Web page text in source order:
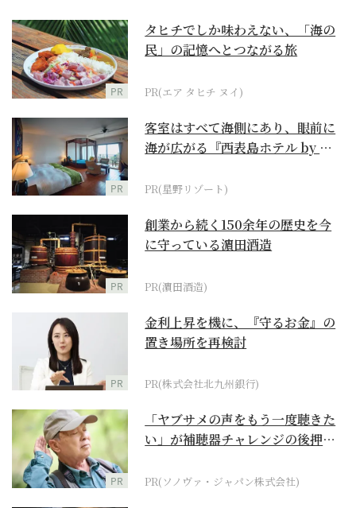
PR
タヒチでしか味わえない、「海の
民」の記憶へとつながる旅
PR(エア タヒチ ヌイ)
PR
客室はすべて海側にあり、眼前に
海が広がる『西表島ホテル by 星
PR(星野リゾート)
PR
創業から続く150余年の歴史を今
に守っている濵田酒造
PR(濵田酒造)
PR
金利上昇を機に、『守るお金』の
置き場所を再検討
PR(株式会社北九州銀行)
PR
「ヤブサメの声をもう一度聴きた
い」が補聴器チャレンジの後押し
PR(ソノヴァ・ジャパン株式会社)